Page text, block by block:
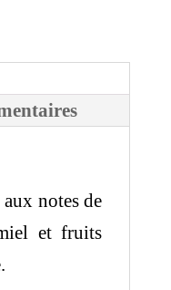
notes de
et fruits